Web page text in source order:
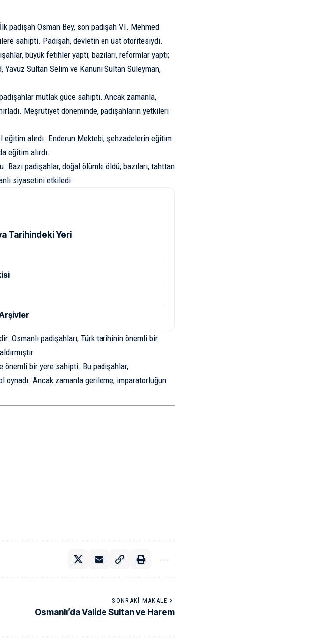
padişah Osman Bey, son padişah VI. Mehmed
sahipti. Padişah, devletin en üst otoritesiydi.
büyük fetihler yaptı; bazıları, reformlar yaptı;
Yavuz Sultan Selim ve Kanuni Sultan Süleyman,
mutlak güce sahipti. Ancak zamanla,
Meşrutiyet döneminde, padişahların yetkileri
alırdı. Enderun Mektebi, şehzadelerin eğitim
eğitim alırdı.
Bazı padişahlar, doğal ölümle öldü; bazıları, tahttan
siyasetini etkiledi.
Tarihindeki Yeri
Osmanlı padişahları, Türk tarihinin önemli bir
önemli bir yere sahipti. Bu padişahlar,
oynadı. Ancak zamanla gerileme, imparatorluğun
SONRAKI MAKALE
Osmanlı’da Valide Sultan ve Harem